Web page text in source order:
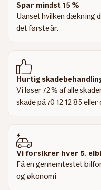
Spar mindst 15 %
Uanset hvilken dækning
det første år.
Hurtig
Vi løser 72 % af alle
skade på 70 12 12 85 eller
Vi forsikrer hver 5.
Få en gennemtestet
og økonomi